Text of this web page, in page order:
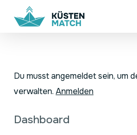
Du musst angemeldet sein, um
verwalten. Anmelden
Dashboard